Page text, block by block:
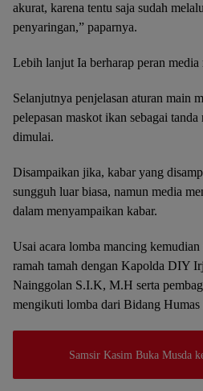
akurat, karena tentu saja sudah
penyaringan,” paparnya.
Lebih lanjut Ia berharap peran
Selanjutnya penjelasan aturan main
pelepasan maskot ikan sebagai
dimulai.
Disampaikan jika, kabar yang
sungguh luar biasa, namun media
dalam menyampaikan kabar.
Usai acara lomba mancing
ramah tamah dengan Kapolda DIY
Nainggolan S.I.K, M.H serta
mengikuti lomba dari Bidang
Samsir Kasim Buka Musda